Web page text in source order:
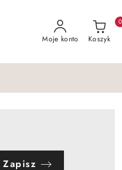
Moje konto Koszyk
0
Zapisz